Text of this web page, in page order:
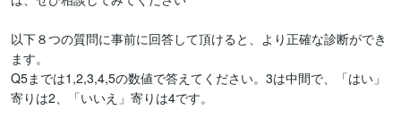
以下８つの質問に事前に回答して頂けると、より正確な診断ができ
ます。
Q5までは1,2,3,4,5の数値で答えてください。3は中間で、「はい」
寄りは2、「いいえ」寄りは4です。